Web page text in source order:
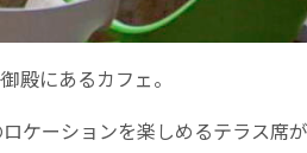
殿にあるカフェ。
ケーションを楽しめるテラス席が